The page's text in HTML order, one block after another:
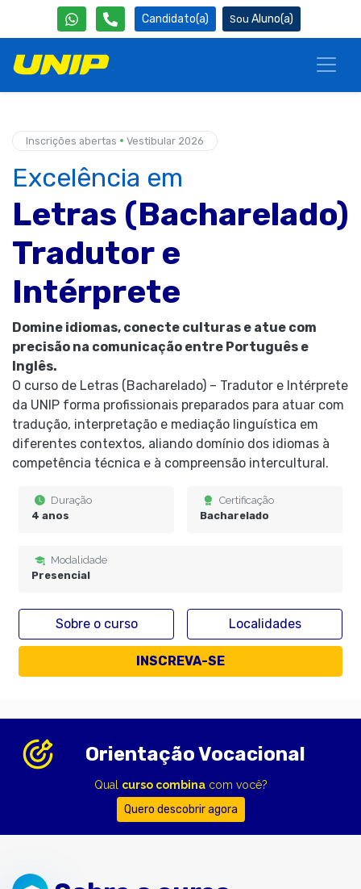
Candidato(a) Aluno(a)
Inscrições abertas • Vestibular 2026
Excelência em
Letras (Bacharelado)
Tradutor e
Intérprete
Domine idiomas, conecte culturas e atue com
precisão na comunicação entre Português e
Inglês.
O curso de Letras (Bacharelado) – Tradutor e Intérprete
da UNIP forma profissionais preparados para atuar com
tradução, interpretação e mediação linguística em
diferentes contextos, aliando domínio dos idiomas à
competência técnica e à compreensão intercultural.
Duração
4 anos
Certificação
Bacharelado
Modalidade
Presencial
Sobre o curso Localidades
INSCREVA-SE
Orientação Vocacional
Qual curso combinacom você?
Quero descobrir agora